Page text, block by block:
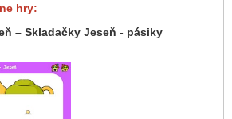
hry:
– Skladačky Jeseň - pásiky